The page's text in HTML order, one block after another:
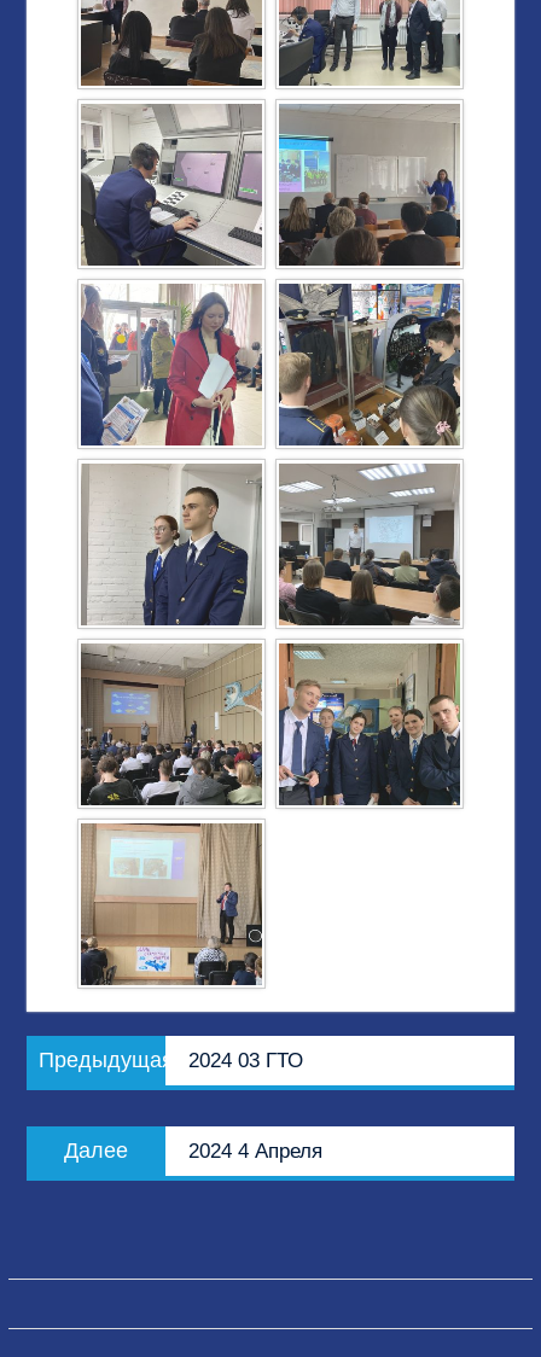
Навигация
по
Предыдущая
Предыдущая
2024 03 ГТО
Далее
Следующая
2024 4 Апреля